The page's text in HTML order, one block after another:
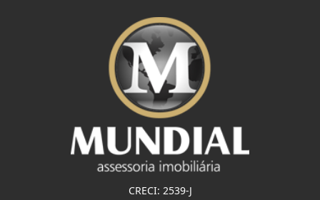
CRECI: 2539-J